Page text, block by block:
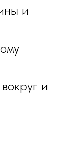
и
и